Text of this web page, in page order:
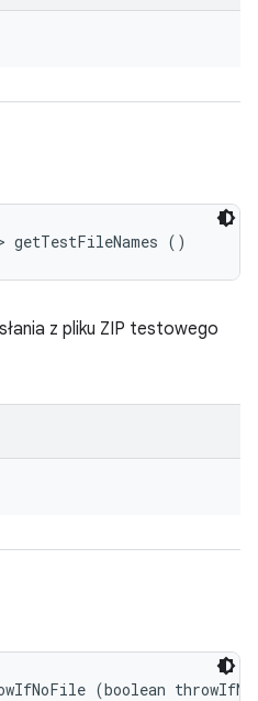
()
z pliku ZIP testowego
(boolean